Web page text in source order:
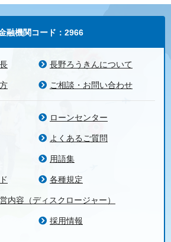
融機関コード：2966
長野ろうきんについて
ご相談・お問い合わせ
ローンセンター
よくあるご質問
用語集
各種規定
内容（ディスクロージャー）
採用情報